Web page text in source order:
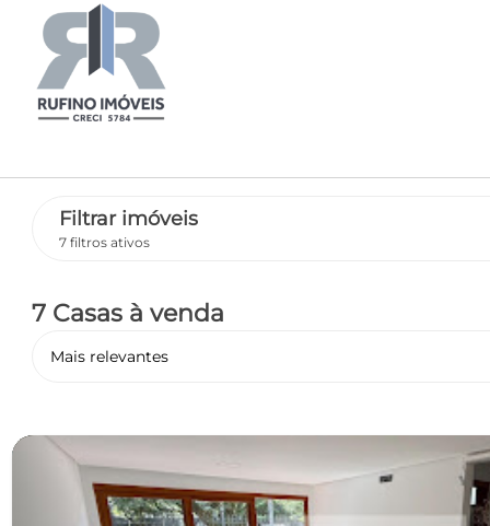
Filtrar imóveis
7 filtros ativos
7 Casas à venda
Mais relevantes